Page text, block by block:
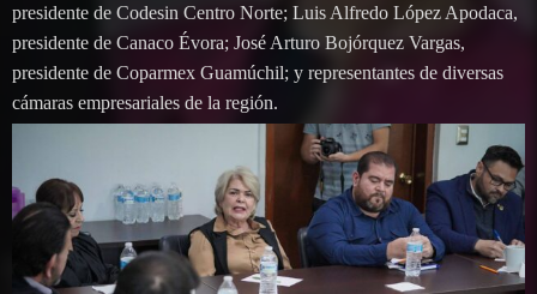
presidente de Codesin Centro Norte; Luis Alfredo López Apodaca,
presidente de Canaco Évora; José Arturo Bojórquez Vargas,
presidente de Coparmex Guamúchil; y representantes de diversas
cámaras empresariales de la región.